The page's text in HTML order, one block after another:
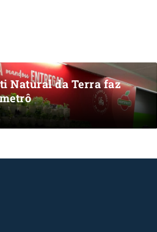
Natural da Terra faz